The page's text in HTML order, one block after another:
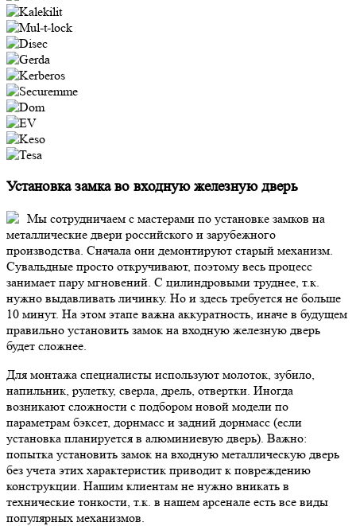
Установка замка во входную железную дверь
Мы сотрудничаем с мастерами по установке замков на
металлические двери российского и зарубежного
производства. Сначала они демонтируют старый механизм.
Сувальдные просто откручивают, поэтому весь процесс
занимает пару мгновений. С цилиндровыми труднее, т.к.
нужно выдавливать личинку. Но и здесь требуется не больше
10 минут. На этом этапе важна аккуратность, иначе в будущем
правильно установить замок на входную железную дверь
будет сложнее.
Для монтажа специалисты используют молоток, зубило,
напильник, рулетку, сверла, дрель, отвертки. Иногда
возникают сложности с подбором новой модели по
параметрам бэксет, дорнмасс и задний дорнмасс (если
установка планируется в алюминиевую дверь). Важно:
попытка установить замок на входную металлическую дверь
без учета этих характеристик приводит к повреждению
конструкции. Нашим клиентам не нужно вникать в
технические тонкости, т.к. в нашем арсенале есть все виды
популярных механизмов.